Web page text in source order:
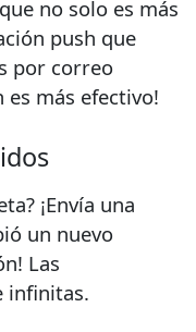
no solo es más
push que
por correo
es más efectivo!
¡Envía una
un nuevo
Las
infinitas.